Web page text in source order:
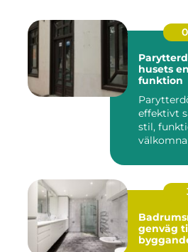
husets
funktion
effektivt
stil,
genväg